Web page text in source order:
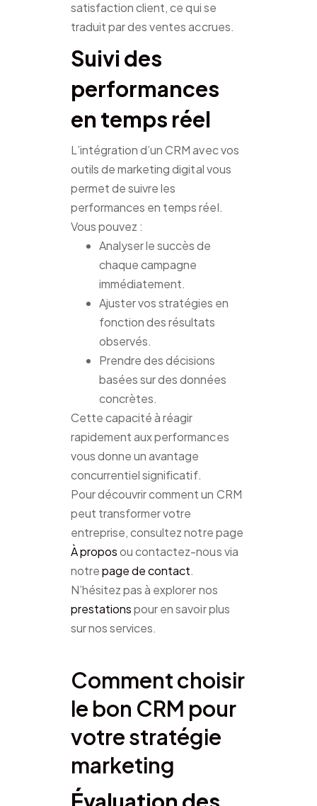
satisfaction client, ce qui se
traduit par des ventes accrues.
Suivi des
performances
en temps réel
L’intégration d’un CRM avec vos
outils de marketing digital vous
permet de suivre les
performances en temps réel.
Vous pouvez :
Analyser le succès de
chaque campagne
immédiatement.
Ajuster vos stratégies en
fonction des résultats
observés.
Prendre des décisions
basées sur des données
concrètes.
Cette capacité à réagir
rapidement aux performances
vous donne un avantage
concurrentiel significatif.
Pour découvrir comment un CRM
peut transformer votre
entreprise, consultez notre page
À proposou contactez-nous via
notrepage de contact.
N’hésitez pas à explorer nos
prestationspour en savoir plus
sur nos services.
Comment choisir
le bon CRM pour
votre stratégie
marketing